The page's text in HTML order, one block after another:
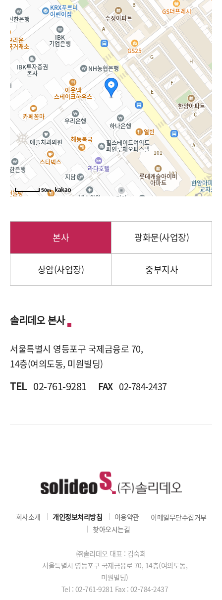
50m
본사 광화문(사업장)
상암(사업장) 중부지사
솔리데오 본사
서울특별시 영등포구 국제금융로 70,
14층(여의도동, 미원빌딩)
TEL 02-761-9281 FAX 02-784-2437
회사소개 개인정보처리방침 이용약관
이메일무단수집거부
찾아오시는길
㈜솔리데오 대표 : 김숙희
서울특별시 영등포구 국제금융로 70, 14층(여의도동,
미원빌딩)
Tel : 02-761-9281 Fax : 02-784-2437